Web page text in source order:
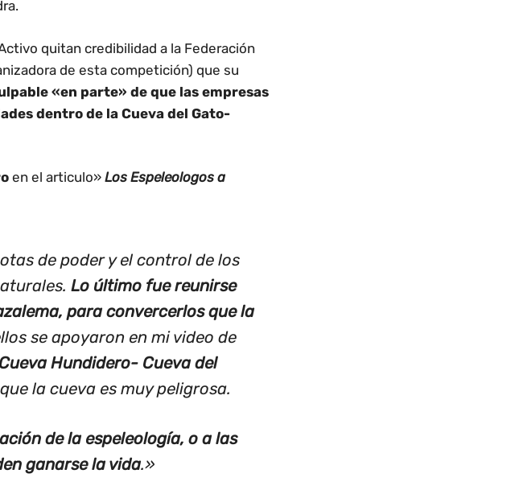
quitan credibilidad a la Federación
de esta competición) que su
«en parte» de que las empresas
dentro de la Cueva del Gato-
en el articulo» Los Espeleologos a
de poder y el control de los
Lo último fue reunirse
para convercerlos que la
se apoyaron en mi video de
Hundidero- Cueva del
la cueva es muy peligrosa.
de la espeleología, o a las
ganarse la vida.»